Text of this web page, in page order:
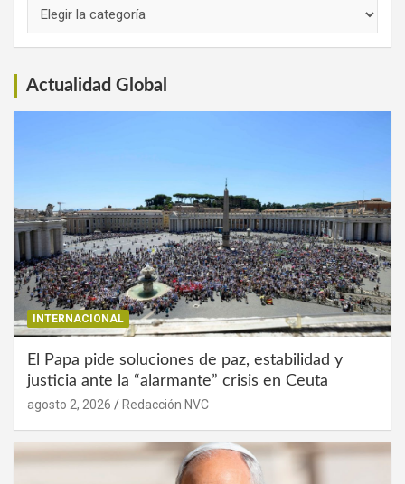
Actualidad Global
INTERNACIONAL
El Papa pide soluciones de paz, estabilidad y
justicia ante la “alarmante” crisis en Ceuta
agosto 2, 2026 Redacción NVC